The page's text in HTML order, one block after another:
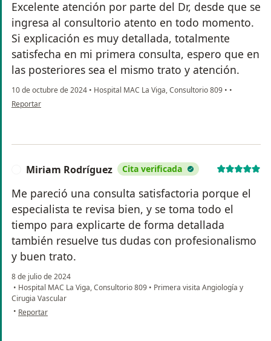
Excelente atención por parte del Dr, desde que se
ingresa al consultorio atento en todo momento.
Si explicación es muy detallada, totalmente
satisfecha en mi primera consulta, espero que en
las posteriores sea el mismo trato y atención.
10 de octubre de 2024 • Hospital MAC La Viga, Consultorio 809 • •
en opinión del usuario Cynthia Cruz
Reportar
Miriam Rodríguez Cita verificada
Me pareció una consulta satisfactoria porque el
especialista te revisa bien, y se toma todo el
tiempo para explicarte de forma detallada
también resuelve tus dudas con profesionalismo
y buen trato.
8 de julio de 2024
• Hospital MAC La Viga, Consultorio 809 • Primera visita Angiología y
Cirugia Vascular
• en opinión del usuario Miriam Rodríguez
Reportar